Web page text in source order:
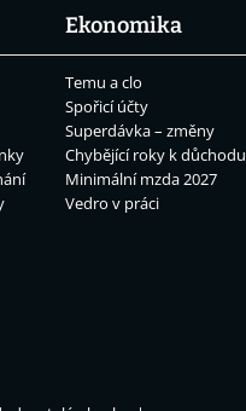
Ekonomika
Temu a clo
Spořicí účty
Superdávka – změny
Chybějící roky k důchodu
Minimální mzda 2027
Vedro v práci